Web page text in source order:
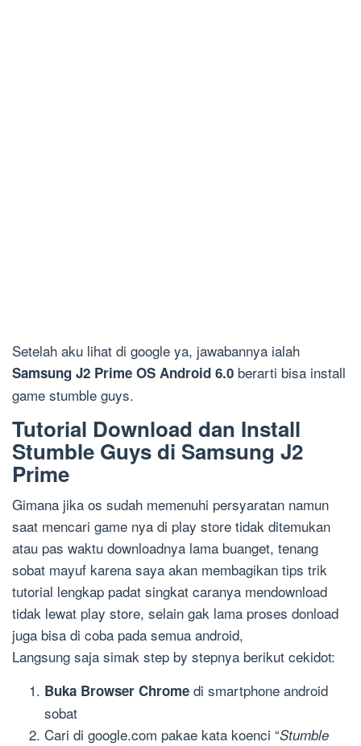
Setelah aku lihat di google ya, jawabannya ialah
Samsung J2 Prime OS Android 6.0 berarti bisa install
game stumble guys.
Tutorial Download dan Install
Stumble Guys di Samsung J2
Prime
Gimana jika os sudah memenuhi persyaratan namun
saat mencari game nya di play store tidak ditemukan
atau pas waktu downloadnya lama buanget, tenang
sobat mayuf karena saya akan membagikan tips trik
tutorial lengkap padat singkat caranya mendownload
tidak lewat play store, selain gak lama proses donload
juga bisa di coba pada semua android,
Langsung saja simak step by stepnya berikut cekidot:
Buka Browser Chrome di smartphone android
sobat
Cari di google.com pakae kata koenci “Stumble